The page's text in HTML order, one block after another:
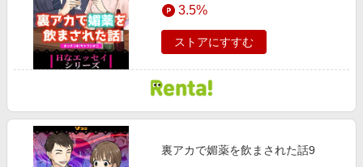
3.5%
ストアにすすむ
裏アカで媚薬を飲まされた話9